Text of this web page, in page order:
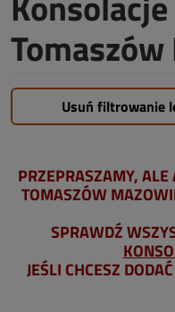
Usuń filtrowanie
PRZEPRASZAMY,
TOMASZÓW
SPRAWDŹ
JEŚLI CHCESZ